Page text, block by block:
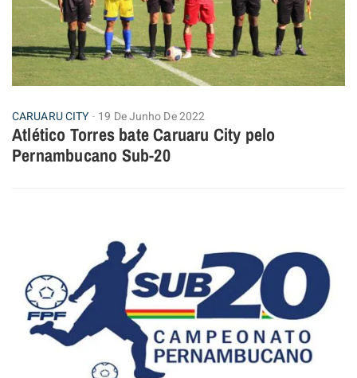
CARUARU CITY 19 De Junho De 2022
Atlético Torres bate Caruaru City pelo
Pernambucano Sub-20